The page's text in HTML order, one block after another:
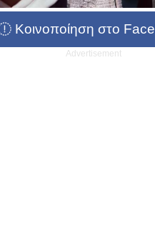
Κοινοποίηση στο
Advertisement